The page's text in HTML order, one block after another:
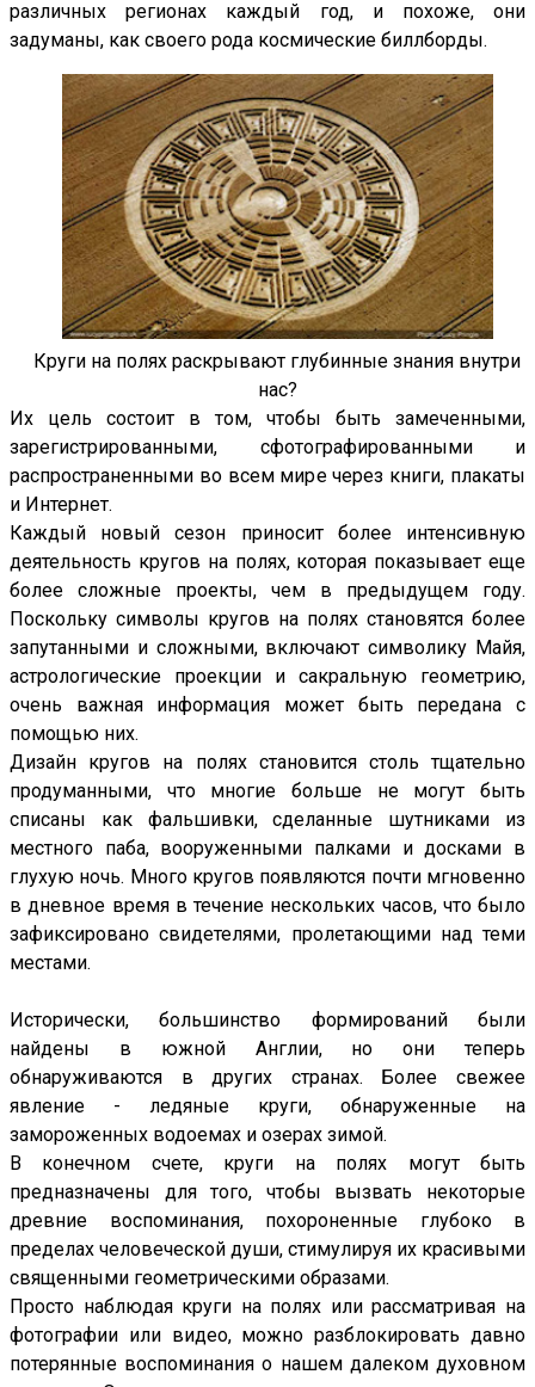
различных регионах каждый год, и похоже, они
задуманы, как своего рода космические биллборды.
Круги на полях раскрывают глубинные знания внутри
нас?
Их цель состоит в том, чтобы быть замеченными,
зарегистрированными, сфотографированными и
распространенными во всем мире через книги, плакаты
и Интернет.
Каждый новый сезон приносит более интенсивную
деятельность кругов на полях, которая показывает еще
более сложные проекты, чем в предыдущем году.
Поскольку символы кругов на полях становятся более
запутанными и сложными, включают символику Майя,
астрологические проекции и сакральную геометрию,
очень важная информация может быть передана с
помощью них.
Дизайн кругов на полях становится столь тщательно
продуманными, что многие больше не могут быть
списаны как фальшивки, сделанные шутниками из
местного паба, вооруженными палками и досками в
глухую ночь. Много кругов появляются почти мгновенно
в дневное время в течение нескольких часов, что было
зафиксировано свидетелями, пролетающими над теми
местами.
Исторически, большинство формирований были
найдены в южной Англии, но они теперь
обнаруживаются в других странах. Более свежее
явление - ледяные круги, обнаруженные на
замороженных водоемах и озерах зимой.
В конечном счете, круги на полях могут быть
предназначены для того, чтобы вызвать некоторые
древние воспоминания, похороненные глубоко в
пределах человеческой души, стимулируя их красивыми
священными геометрическими образами.
Просто наблюдая круги на полях или рассматривая на
фотографии или видео, можно разблокировать давно
потерянные воспоминания о нашем далеком духовном